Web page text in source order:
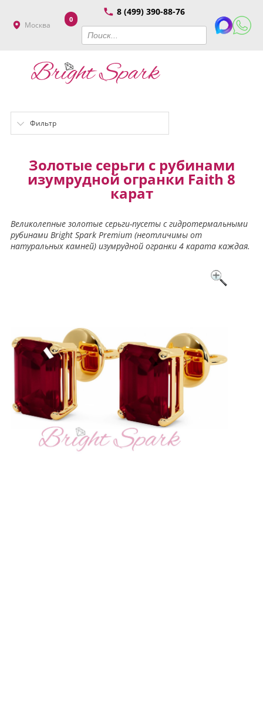
Москва
8 (499) 390-88-76
0
Фильтр
Золотые серьги с рубинами
изумрудной огранки Faith 8
карат
Великолепные золотые серьги-пусеты с гидротермальными
рубинами Bright Spark Premium (неотличимы от
натуральных камней) изумрудной огранки 4 карата каждая.